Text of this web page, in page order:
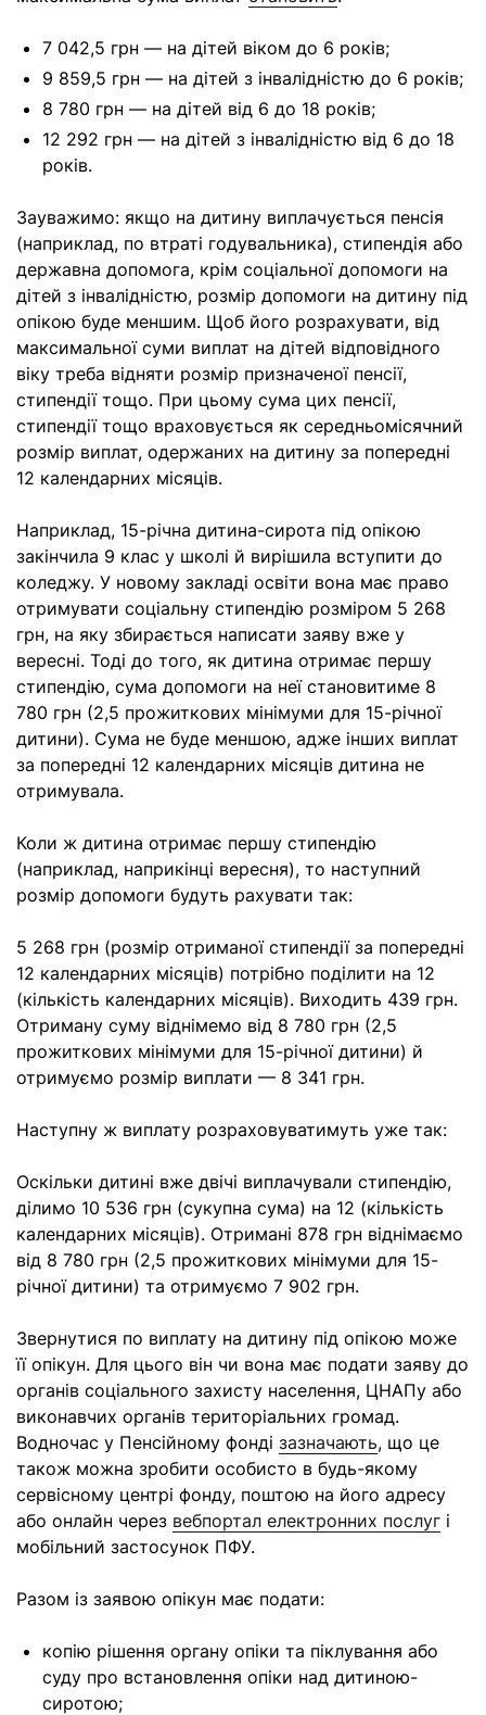
7 042,5 грн — на дітей віком до 6 років;
9 859,5 грн — на дітей з інвалідністю до 6 років;
8 780 грн — на дітей від 6 до 18 років;
12 292 грн — на дітей з інвалідністю від 6 до 18
років.
Зауважимо: якщо на дитину виплачується пенсія
(наприклад, по втраті годувальника), стипендія або
державна допомога, крім соціальної допомоги на
дітей з інвалідністю, розмір допомоги на дитину під
опікою буде меншим. Щоб його розрахувати, від
максимальної суми виплат на дітей відповідного
віку треба відняти розмір призначеної пенсії,
стипендії тощо. При цьому сума цих пенсії,
стипендії тощо враховується як середньомісячний
розмір виплат, одержаних на дитину за попередні
12 календарних місяців.
Наприклад, 15-річна дитина-сирота під опікою
закінчила 9 клас у школі й вирішила вступити до
коледжу. У новому закладі освіти вона має право
отримувати соціальну стипендію розміром 5 268
грн, на яку збирається написати заяву вже у
вересні. Тоді до того, як дитина отримає першу
стипендію, сума допомоги на неї становитиме 8
780 грн (2,5 прожиткових мінімуми для 15-річної
дитини). Сума не буде меншою, адже інших виплат
за попередні 12 календарних місяців дитина не
отримувала.
Коли ж дитина отримає першу стипендію
(наприклад, наприкінці вересня), то наступний
розмір допомоги будуть рахувати так:
5 268 грн (розмір отриманої стипендії за попередні
12 календарних місяців) потрібно поділити на 12
(кількість календарних місяців). Виходить 439 грн.
Отриману суму віднімемо від 8 780 грн (2,5
прожиткових мінімуми для 15-річної дитини) й
отримуємо розмір виплати — 8 341 грн.
Наступну ж виплату розраховуватимуть уже так:
Оскільки дитині вже двічі виплачували стипендію,
ділимо 10 536 грн (сукупна сума) на 12 (кількість
календарних місяців). Отримані 878 грн віднімаємо
від 8 780 грн (2,5 прожиткових мінімуми для 15-
річної дитини) та отримуємо 7 902 грн.
Звернутися по виплату на дитину під опікою може
її опікун. Для цього він чи вона має подати заяву до
органів соціального захисту населення, ЦНАПу або
виконавчих органів територіальних громад.
Водночас у Пенсійному фонді зазначають, що це
також можна зробити особисто в будь-якому
сервісному центрі фонду, поштою на його адресу
або онлайн через вебпортал електронних послуг і
мобільний застосунок ПФУ.
Разом із заявою опікун має подати:
копію рішення органу опіки та піклування або
суду про встановлення опіки над дитиною-
сиротою;